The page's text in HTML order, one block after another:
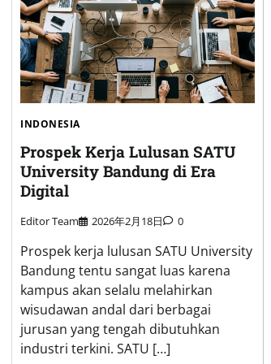
INDONESIA
Prospek Kerja Lulusan SATU
University Bandung di Era
Digital
Editor Team 2026年2月18日 0
Prospek kerja lulusan SATU University
Bandung tentu sangat luas karena
kampus akan selalu melahirkan
wisudawan andal dari berbagai
jurusan yang tengah dibutuhkan
industri terkini. SATU […]